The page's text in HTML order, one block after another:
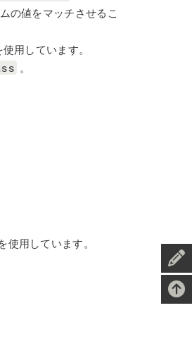
の値をマッチさせるこ
用しています。
。
用しています。